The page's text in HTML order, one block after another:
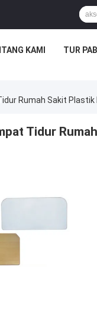
KAMI TUR
Rumah Sakit
Tidur